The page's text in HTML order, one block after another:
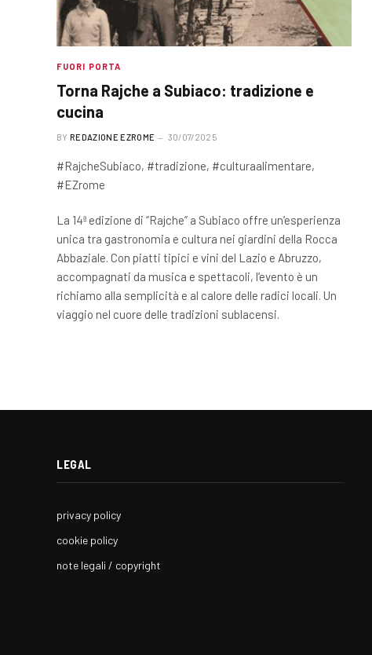
FUORI PORTA
Torna Rajche a Subiaco: tradizione e
cucina
BY REDAZIONE EZROME 30/07/2025
#RajcheSubiaco, #tradizione, #culturaalimentare,
#EZrome
La 14ª edizione di “Rajche” a Subiaco offre un’esperienza
unica tra gastronomia e cultura nei giardini della Rocca
Abbaziale. Con piatti tipici e vini del Lazio e Abruzzo,
accompagnati da musica e spettacoli, l’evento è un
richiamo alla semplicità e al calore delle radici locali. Un
viaggio nel cuore delle tradizioni sublacensi.
LEGAL
privacy policy
cookie policy
note legali / copyright